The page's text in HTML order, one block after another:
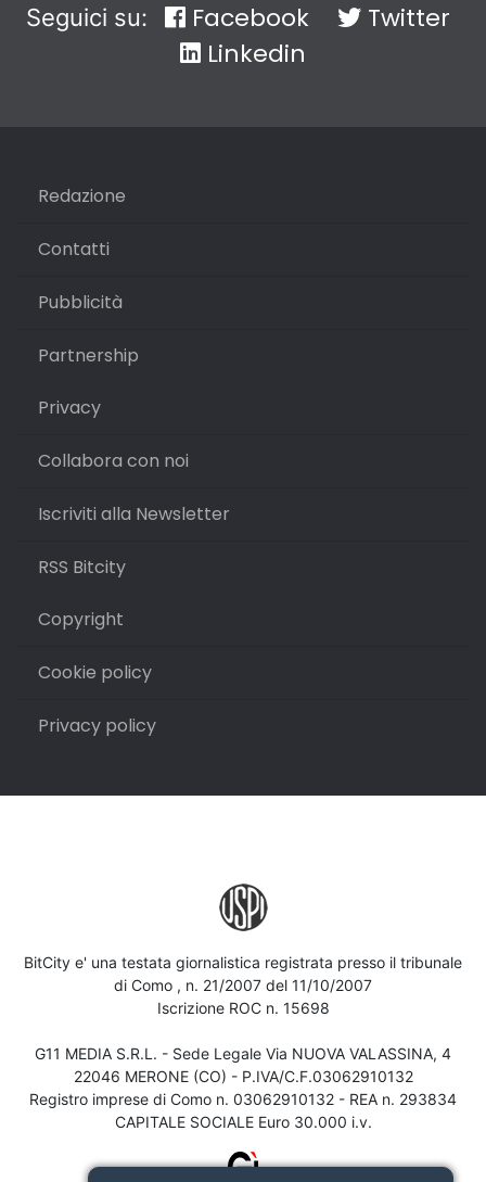
Seguici su: Facebook
Twitter
Linkedin
Redazione
Contatti
Pubblicità
Partnership
Privacy
Collabora con noi
Iscriviti alla Newsletter
RSS Bitcity
Copyright
Cookie policy
Privacy policy
BitCity e' una testata giornalistica registrata presso il tribunale
di Como , n. 21/2007 del 11/10/2007
Iscrizione ROC n. 15698
G11 MEDIA S.R.L. - Sede Legale Via NUOVA VALASSINA, 4
22046 MERONE (CO) - P.IVA/C.F.03062910132
Registro imprese di Como n. 03062910132 - REA n. 293834
CAPITALE SOCIALE Euro 30.000 i.v.